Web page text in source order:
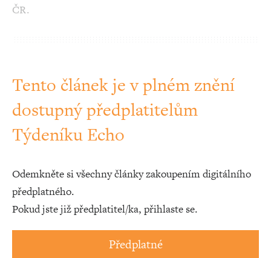
ČR.
Tento článek je v plném znění
dostupný předplatitelům
Týdeníku Echo
Odemkněte si všechny články zakoupením digitálního
předplatného.
Pokud jste již předplatitel/ka, přihlaste se.
Předplatné